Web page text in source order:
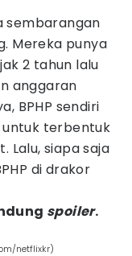
sembarangan
Mereka punya
2 tahun lalu
anggaran
BPHP sendiri
terbentuk
Lalu, siapa saja
di drakor
spoiler.
netflixkr)